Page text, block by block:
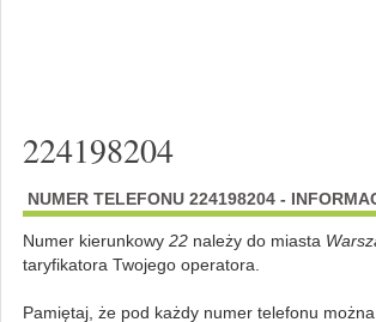
224198204
NUMER TELEFONU 224198204 -
Numer kierunkowy 22należy do miasta
taryfikatora Twojego operatora.
Pamiętaj, że pod każdy numer telefonu